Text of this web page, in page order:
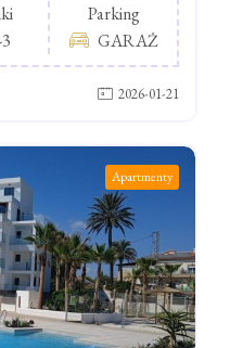
Parking
GARAŻ
2026-01-21
Apartmenty